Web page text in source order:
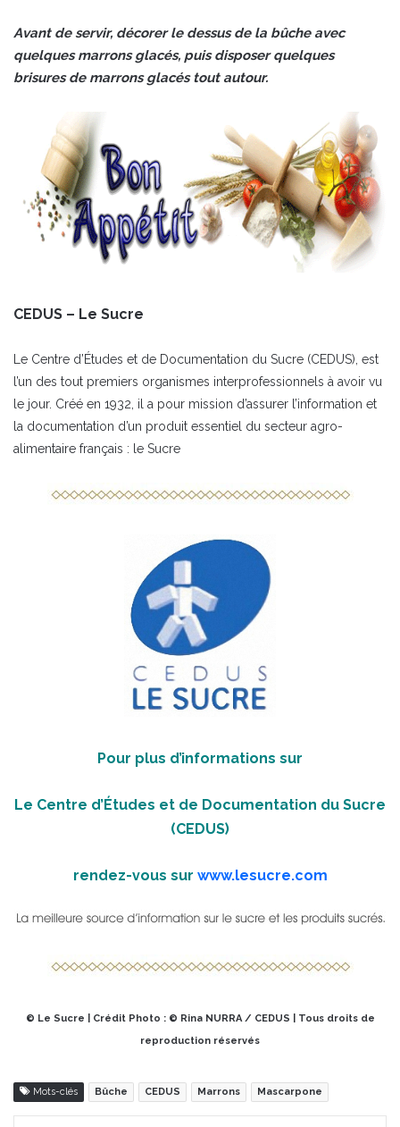
Avant de servir, décorer le dessus de la bûche avec
quelques marrons glacés, puis disposer quelques
brisures de marrons glacés tout autour.
CEDUS – Le Sucre
Le Centre d’Études et de Documentation du Sucre (CEDUS), est
l’un des tout premiers organismes interprofessionnels à avoir vu
le jour. Créé en 1932, il a pour mission d’assurer l’information et
la documentation d’un produit essentiel du secteur agro-
alimentaire français : le Sucre
Pour plus d’informations sur
Le Centre d’Études et de Documentation du Sucre
(CEDUS)
rendez-vous sur www.lesucre.com
© Le Sucre | Crédit Photo : © Rina NURRA / CEDUS
Tous droits de
reproduction réservés
Mots-clés Bûche CEDUS Marrons Mascarpone